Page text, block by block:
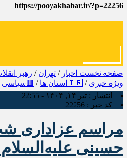
https://pooyakhabar.ir/?p=22256
صفحه نخست اخبار / تهران / رهبر
ویژه خبری / 🇮🇷استان ها / 🟥سیاسی
انتشار : تیر ۱۴, ۱۴۰۴ - 22:55
کد خبر : 22256
مراسم عزاداری
حسینی‌